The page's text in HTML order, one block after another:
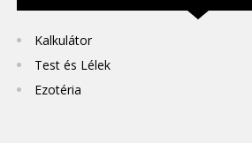
Kalkulátor
Test és Lélek
Ezotéria